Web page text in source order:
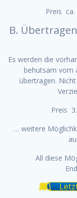
Preis ca.
B.
Es werden die
behutsam vom
übertragen.
Preis
… weitere
All diese